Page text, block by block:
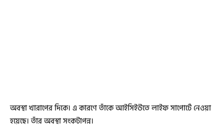
অবস্থা খারাপের দিকে। এ কারণে তাঁকে আইসিইউতে লাইফ সাপোর্টে নেওয়া
হয়েছে। তাঁর অবস্থা সংকটাপন্ন।